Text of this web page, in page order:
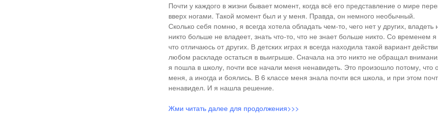
Почти у каждого в жизни бывает момент, когда всё его представление о мире
вверх ногами. Такой момент был и у меня. Правда, он немного необычный.
Сколько себя помню, я всегда хотела обладать чем-то, чего нет у других,
никто больше не владеет, знать что-то, что не знает больше никто. Со временем я
что отличаюсь от других. В детских играх я всегда находила такой вариант
любом раскладе остаться в выигрыше. Сначала на это никто не обращал
я пошла в школу, почти все начали меня ненавидеть. Это произошло потому, что
меня, а иногда и боялись. В 6 классе меня знала почти вся школа, и при этом
ненавидел. И я нашла решение.
Жми читать далее для продолжения>>>